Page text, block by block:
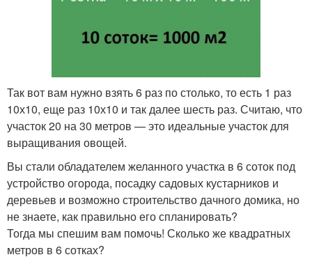
Так вот вам нужно взять 6 раз по столько, то есть 1 раз
10х10, еще раз 10х10 и так далее шесть раз. Считаю, что
участок 20 на 30 метров — это идеальные участок для
выращивания овощей.
Вы стали обладателем желанного участка в 6 соток под
устройство огорода, посадку садовых кустарников и
деревьев и возможно строительство дачного домика, но
не знаете, как правильно его спланировать?
Тогда мы спешим вам помочь! Сколько же квадратных
метров в 6 сотках?